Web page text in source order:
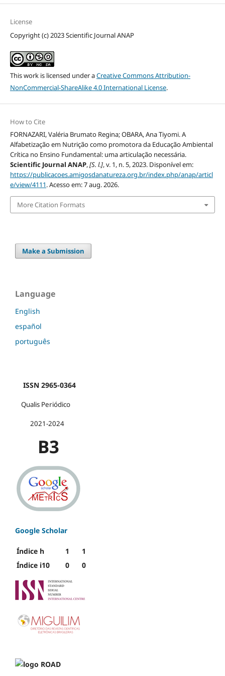
License
Copyright (c) 2023 Scientific Journal ANAP
This work is licensed under aCreative Commons Attribution-
NonCommercial-ShareAlike 4.0 International License.
How to Cite
FORNAZARI, Valéria Brumato Regina; OBARA, Ana Tiyomi. A
Alfabetização em Nutrição como promotora da Educação Ambiental
Crítica no Ensino Fundamental: uma articulação necessária.
Scientific Journal ANAP,[S. l.], v. 1, n. 5, 2023. Disponível em:
https://publicacoes.amigosdanatureza.org.br/index.php/anap/articl
e/view/4111. Acesso em: 7 aug. 2026.
More Citation Formats
Make a Submission
Language
English
español
português
ISSN 2965-0364
Qualis Periódico
2021-2024
B3
Google Scholar
Índice h 1
1
Índice i10
0 0